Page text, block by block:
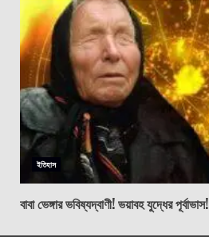
ইতিহাস
বাবা ভেঙ্গার ভবিষ্যদ্বাণী! ভয়াবহ যুদ্ধের পূর্বাভাস!